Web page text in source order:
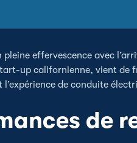
pleine effervescence avec
up californienne, vient de
de conduite
de